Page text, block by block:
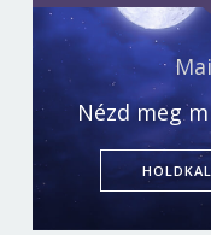
Nézd meg